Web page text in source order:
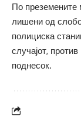
По преземените
лишени од
полициска
случајот,
поднесок.